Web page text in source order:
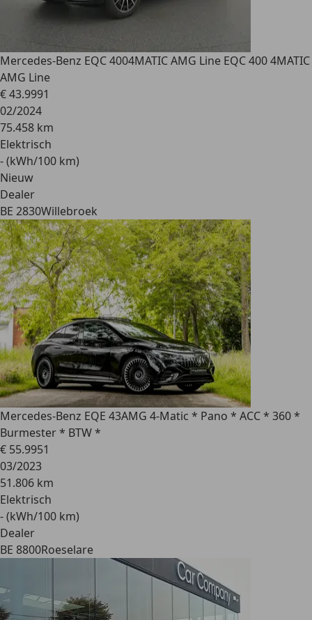
Mercedes-Benz EQC 4004MATIC AMG Line EQC 400 4MATIC
AMG Line
€ 43.9991
02/2024
75.458 km
Elektrisch
- (kWh/100 km)
Nieuw
Dealer
BE 2830Willebroek
Mercedes-Benz EQE 43AMG 4-Matic * Pano * ACC * 360 *
Burmester * BTW *
€ 55.9951
03/2023
51.806 km
Elektrisch
- (kWh/100 km)
Dealer
BE 8800Roeselare